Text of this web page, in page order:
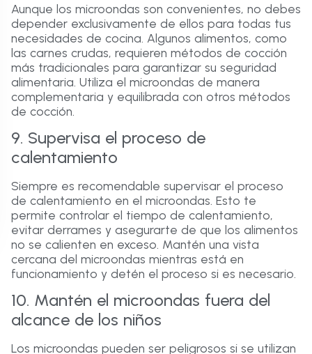
Aunque los microondas son convenientes, no debes
depender exclusivamente de ellos para todas tus
necesidades de cocina. Algunos alimentos, como
las carnes crudas, requieren métodos de cocción
más tradicionales para garantizar su seguridad
alimentaria. Utiliza el microondas de manera
complementaria y equilibrada con otros métodos
de cocción.
9. Supervisa el proceso de
calentamiento
Siempre es recomendable supervisar el proceso
de calentamiento en el microondas. Esto te
permite controlar el tiempo de calentamiento,
evitar derrames y asegurarte de que los alimentos
no se calienten en exceso. Mantén una vista
cercana del microondas mientras está en
funcionamiento y detén el proceso si es necesario.
10. Mantén el microondas fuera del
alcance de los niños
Los microondas pueden ser peligrosos si se utilizan